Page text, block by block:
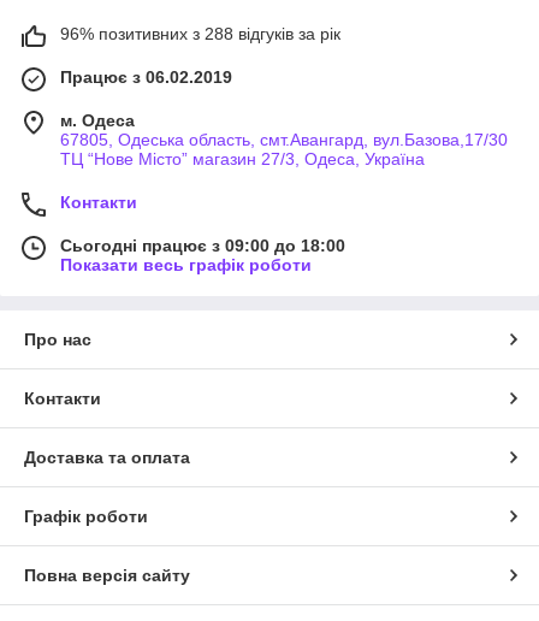
96% позитивних з 288 відгуків за рік
Працює з 06.02.2019
м. Одеса
67805, Одеська область, смт.Авангард, вул.Базова,17/30
ТЦ “Нове Місто” магазин 27/3, Одеса, Україна
Контакти
Сьогодні працює з 09:00 до 18:00
Показати весь графік роботи
Про нас
Контакти
Доставка та оплата
Графік роботи
Повна версія сайту